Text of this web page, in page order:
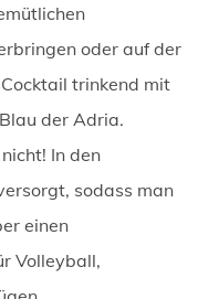
oder auf der
trinkend mit
der Adria.
In den
sodass man
einen
Volleyball,